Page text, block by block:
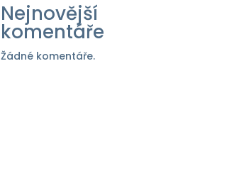
Nejnovější
komentáře
Žádné komentáře.